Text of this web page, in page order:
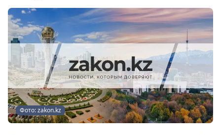
Фото: zakon.kz